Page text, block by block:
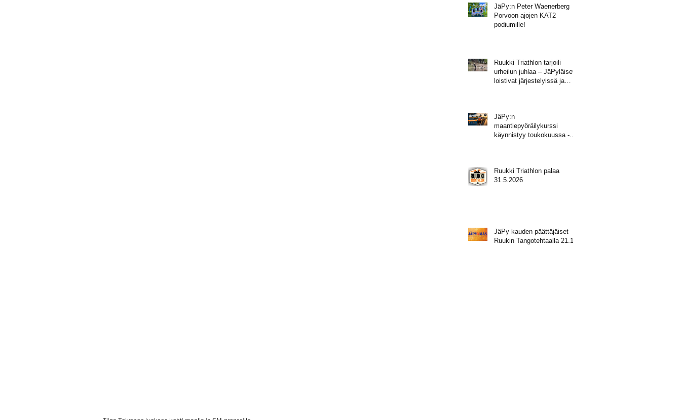
JäPy:n Peter Waenerberg
Porvoon ajojen KAT2
podiumille!
Ruukki Triathlon tarjoili
urheilun juhlaa – JäPyläiset
loistivat järjestelyissä ja
JäPy:n
maantiepyöräilykurssi
käynnistyy toukokuussa -
Ruukki Triathlon palaa
31.5.2026
JäPy kauden päättäjäiset
Ruukin Tangotehtaalla 21.11.